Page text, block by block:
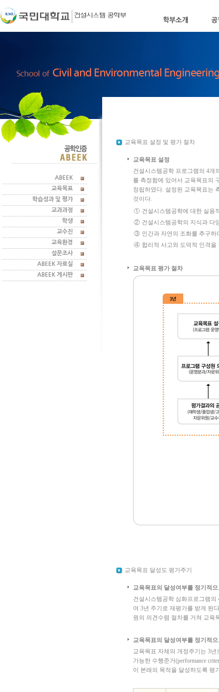
학부소개 공
ABEEK
교육목표
학습성과 및 평가
교과과정
학생
교수진
교육환경
설문조사
ABEEK 자료실
ABEEK 게시판
교육목표 설정 및 평가 절차
교육목표 설정
건설시스템공학 프로그램의 4개
를 측정함에 있어서 교육목표의
정립하였다. 설정된 교육목표는
것이다.
① 건설시스템공학에 대한 실용
② 건설시스템공학의 지식과 다
③ 인간과 자연의 조화를 추구
④ 합리적 사고와 도덕적 인격을
교육목표 평가 절차
교육목표 달성도 평가주기
교육목표의 달성여부를 정기적
건설시스템공학 심화프로그램
여 3년 주기로 재평가를 받게 된
원의 의견수렴 절차를 거쳐 교육
교육목표의 달성여부를 정기적
교육목표 자체의 개정주기는 3
가능한 수행준거(performance
이 본래의 목적을 달성하도록 평